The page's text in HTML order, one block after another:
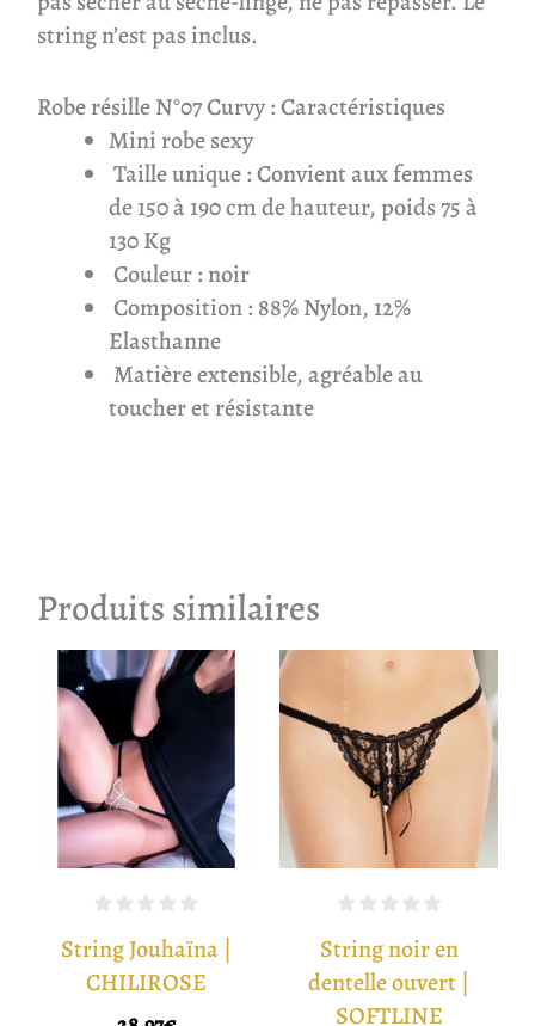
string n’est pas inclus.
Robe résille N°07 Curvy: Caractéristiques
Mini robe sexy
Taille unique : Convient aux femmes
de 150 à 190 cm de hauteur, poids 75 à
130 Kg
Couleur : noir
Composition : 88% Nylon, 12%
Elasthanne
Matière extensible, agréable au
toucher et résistante
Produits similaires
String Jouhaïna |
CHILIROSE
String noir en
dentelle ouvert |
SOFTLINE